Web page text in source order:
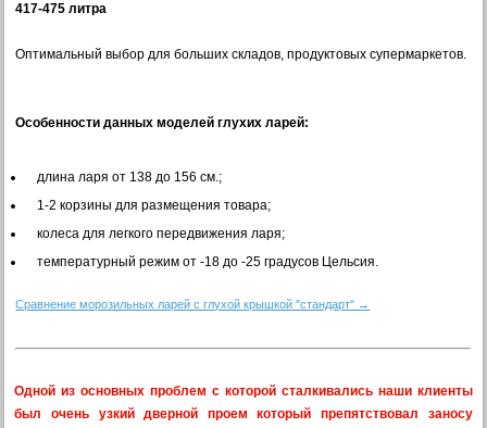
417-475 литра
Оптимальный выбор для больших складов, продуктовых супермаркетов.
Особенности данных моделей глухих ларей:
длина ларя от 138 до 156 см.;
1-2 корзины для размещения товара;
колеса для легкого передвижения ларя;
температурный режим от -18 до -25 градусов Цельсия.
Сравнение морозильных ларей с глухой крышкой "стандарт" →
Одной из основных проблем с которой сталкивались наши клиенты
был очень узкий дверной проем который препятствовал заносу